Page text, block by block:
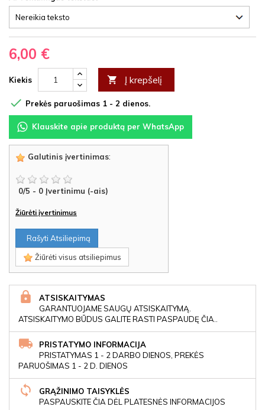
6,00 €
Kiekis  Į krepšelį
 Prekės paruošimas 1 - 2 dienos.
Klauskite apie produktą per WhatsApp
Galutinis įvertinimas:
0/5 - 0 Įvertinimu (-ais)
Žiūrėti įvertinimus
Rašyti Atsiliepimą
Žiūrėti visus atsiliepimus
ATSISKAITYMAS
GARANTUOJAME SAUGŲ ATSISKAITYMĄ.
ATSISKAITYMO BŪDUS GALITE RASTI PASPAUDĘ ČIA..
PRISTATYMO INFORMACIJA
PRISTATYMAS 1 - 2 DARBO DIENOS, PREKĖS
PARUOŠIMAS 1 - 2 D. DIENOS
GRĄŽINIMO TAISYKLĖS
PASPAUSKITE ČIA DĖL PLATESNĖS INFORMACIJOS